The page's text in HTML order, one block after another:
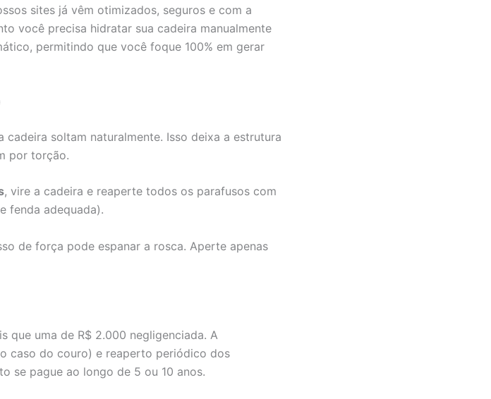
sites já vêm otimizados, seguros e com a
você precisa hidratar sua cadeira manualmente
permitindo que você foque 100% em gerar
soltam naturalmente. Isso deixa a estrutura
por torção.
, vire a cadeira e reaperte todos os parafusos com
fenda adequada).
de força pode espanar a rosca. Aperte apenas
que uma de R$ 2.000 negligenciada. A
caso do couro) e reaperto periódico dos
se pague ao longo de 5 ou 10 anos.